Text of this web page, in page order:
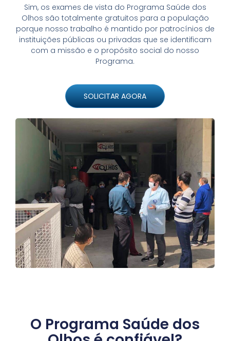
Sim, os exames de vista do Programa Saúde dos
Olhos são totalmente gratuitos para a população
porque nosso trabalho é mantido por patrocínios de
instituições públicas ou privadas que se identificam
com a missão e o propósito social do nosso
Programa.
SOLICITAR AGORA
O Programa Saúde dos